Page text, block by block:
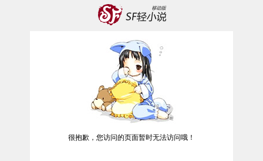
很抱歉，您访问的页面暂时无法访问哦！